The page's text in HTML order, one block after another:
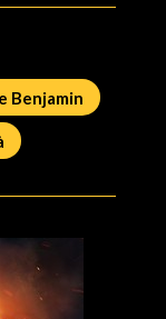
Benjamin